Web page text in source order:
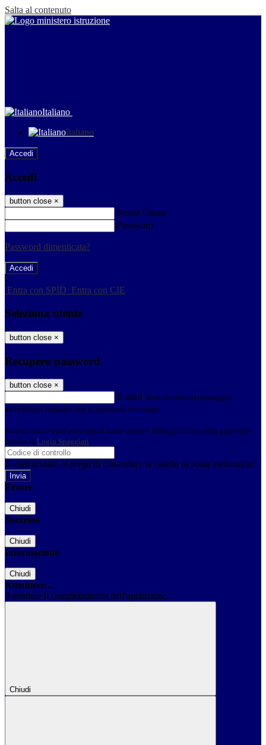
Salta al contenuto
Italiano
Italiano
Accedi
Accedi
button close ×
Nome Utente
Password
Password dimenticata?
-
Entra con SPID Entra con CIE
Seleziona utente
button close ×
Recupero password
button close ×
E-mail Verrà inviato un messaggio
all'indirizzo indicato con le istruzioni necessarie.
Non hai una e-mail associata al nome utente? Effettua il reset della password
tramite la Login Spaggiari
E-mail inviata, si prega di controllare la casella di posta elettronica!
Errore
Chiudi
Successo
Chiudi
Informazione
Chiudi
Attendere...
Attendere il completamento dell'operazione...
Chiudi